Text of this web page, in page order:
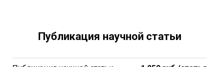
Публикация научной статьи